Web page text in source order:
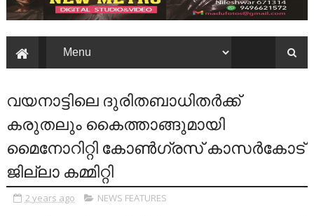
വയനാട്ടിലെ ദുരിതബാധിതർക്ക്
കരുതലും കൈത്താങ്ങുമായി
മൈനോറിറ്റി കോൺഗ്രസ് കാസർകോട്
ജില്ലാ കമ്മിറ്റി
2 years ago NEWS FEATURES